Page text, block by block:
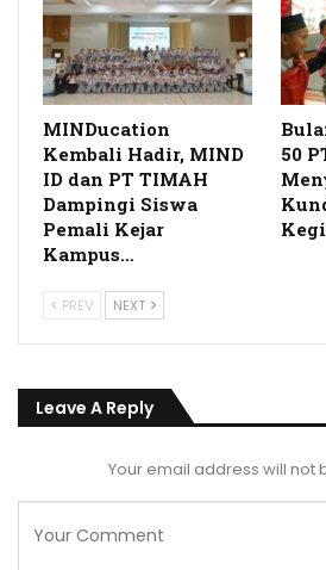
MINDucation
Kembali Hadir, MIND
ID dan PT TIMAH
Dampingi Siswa
Pemali Kejar
Kampus…
50
PREV NEXT
Leave A Reply
Your email address will not